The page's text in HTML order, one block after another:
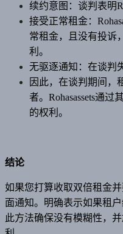
续约意图：谈判表明
接受正常租金：
常租金，且没有投诉
利。
无驱逐通知：在谈判
因此，在谈判期间，
者。Rohasassets通
的权利。
结论
如果您打算收取双倍租金
面通知。明确表示如果租
此方法确保没有模糊性，